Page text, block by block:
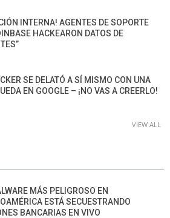
INTERNA! AGENTES DE SOPORTE
HACKEARON DATOS DE
SE DELATÓ A SÍ MISMO CON UNA
EN GOOGLE – ¡NO VAS A CREERLO!
VIEW ALL
MÁS PELIGROSO EN
ESTÁ SECUESTRANDO
BANCARIAS EN VIVO